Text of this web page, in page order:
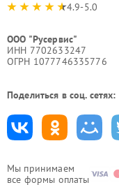
Мы принимаем
все формы оплаты
4.9-5.0
ООО "Русервис"
ИНН 7702633247
ОГРН 1077746335776
Поделиться в соц. сетях: